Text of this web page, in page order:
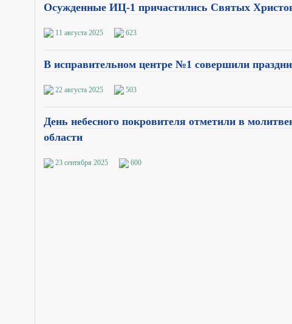
Осужденные ИЦ-1 причастились Святых
11 августа 2025 623
В исправительном центре №1 совершили
22 августа 2025 503
День небесного покровителя отметили в
области
23 сентября 2025 600